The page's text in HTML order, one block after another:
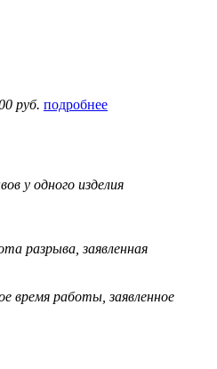
руб. подробнее
у одного изделия
разрыва, заявленная
время работы, заявленное